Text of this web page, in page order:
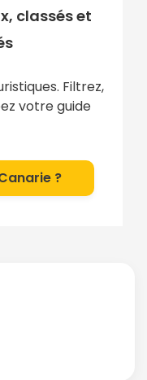
classés et
Filtrez,
votre guide
?